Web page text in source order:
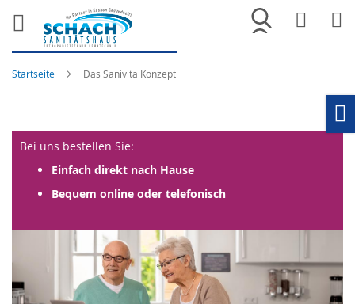
Merkliste
Startseite Das Sanivita Konzept
Bei uns bestellen Sie:
Einfach direkt nach Hause
Bequem online oder telefonisch